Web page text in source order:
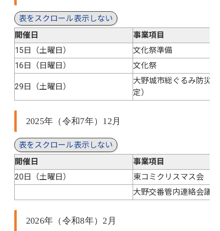
表をスクロール表示しない
開催日
事業項目
15日（土曜日）
文化祭準備
16日（日曜日）
文化祭
29日（土曜日）
大野城市総ぐるみ防災
定）
2025年（令和7年）12月
表をスクロール表示しない
開催日
事業項目
20日（土曜日）
東コミクリスマス会
大野交番管内連絡会議
2026年（令和8年）2月